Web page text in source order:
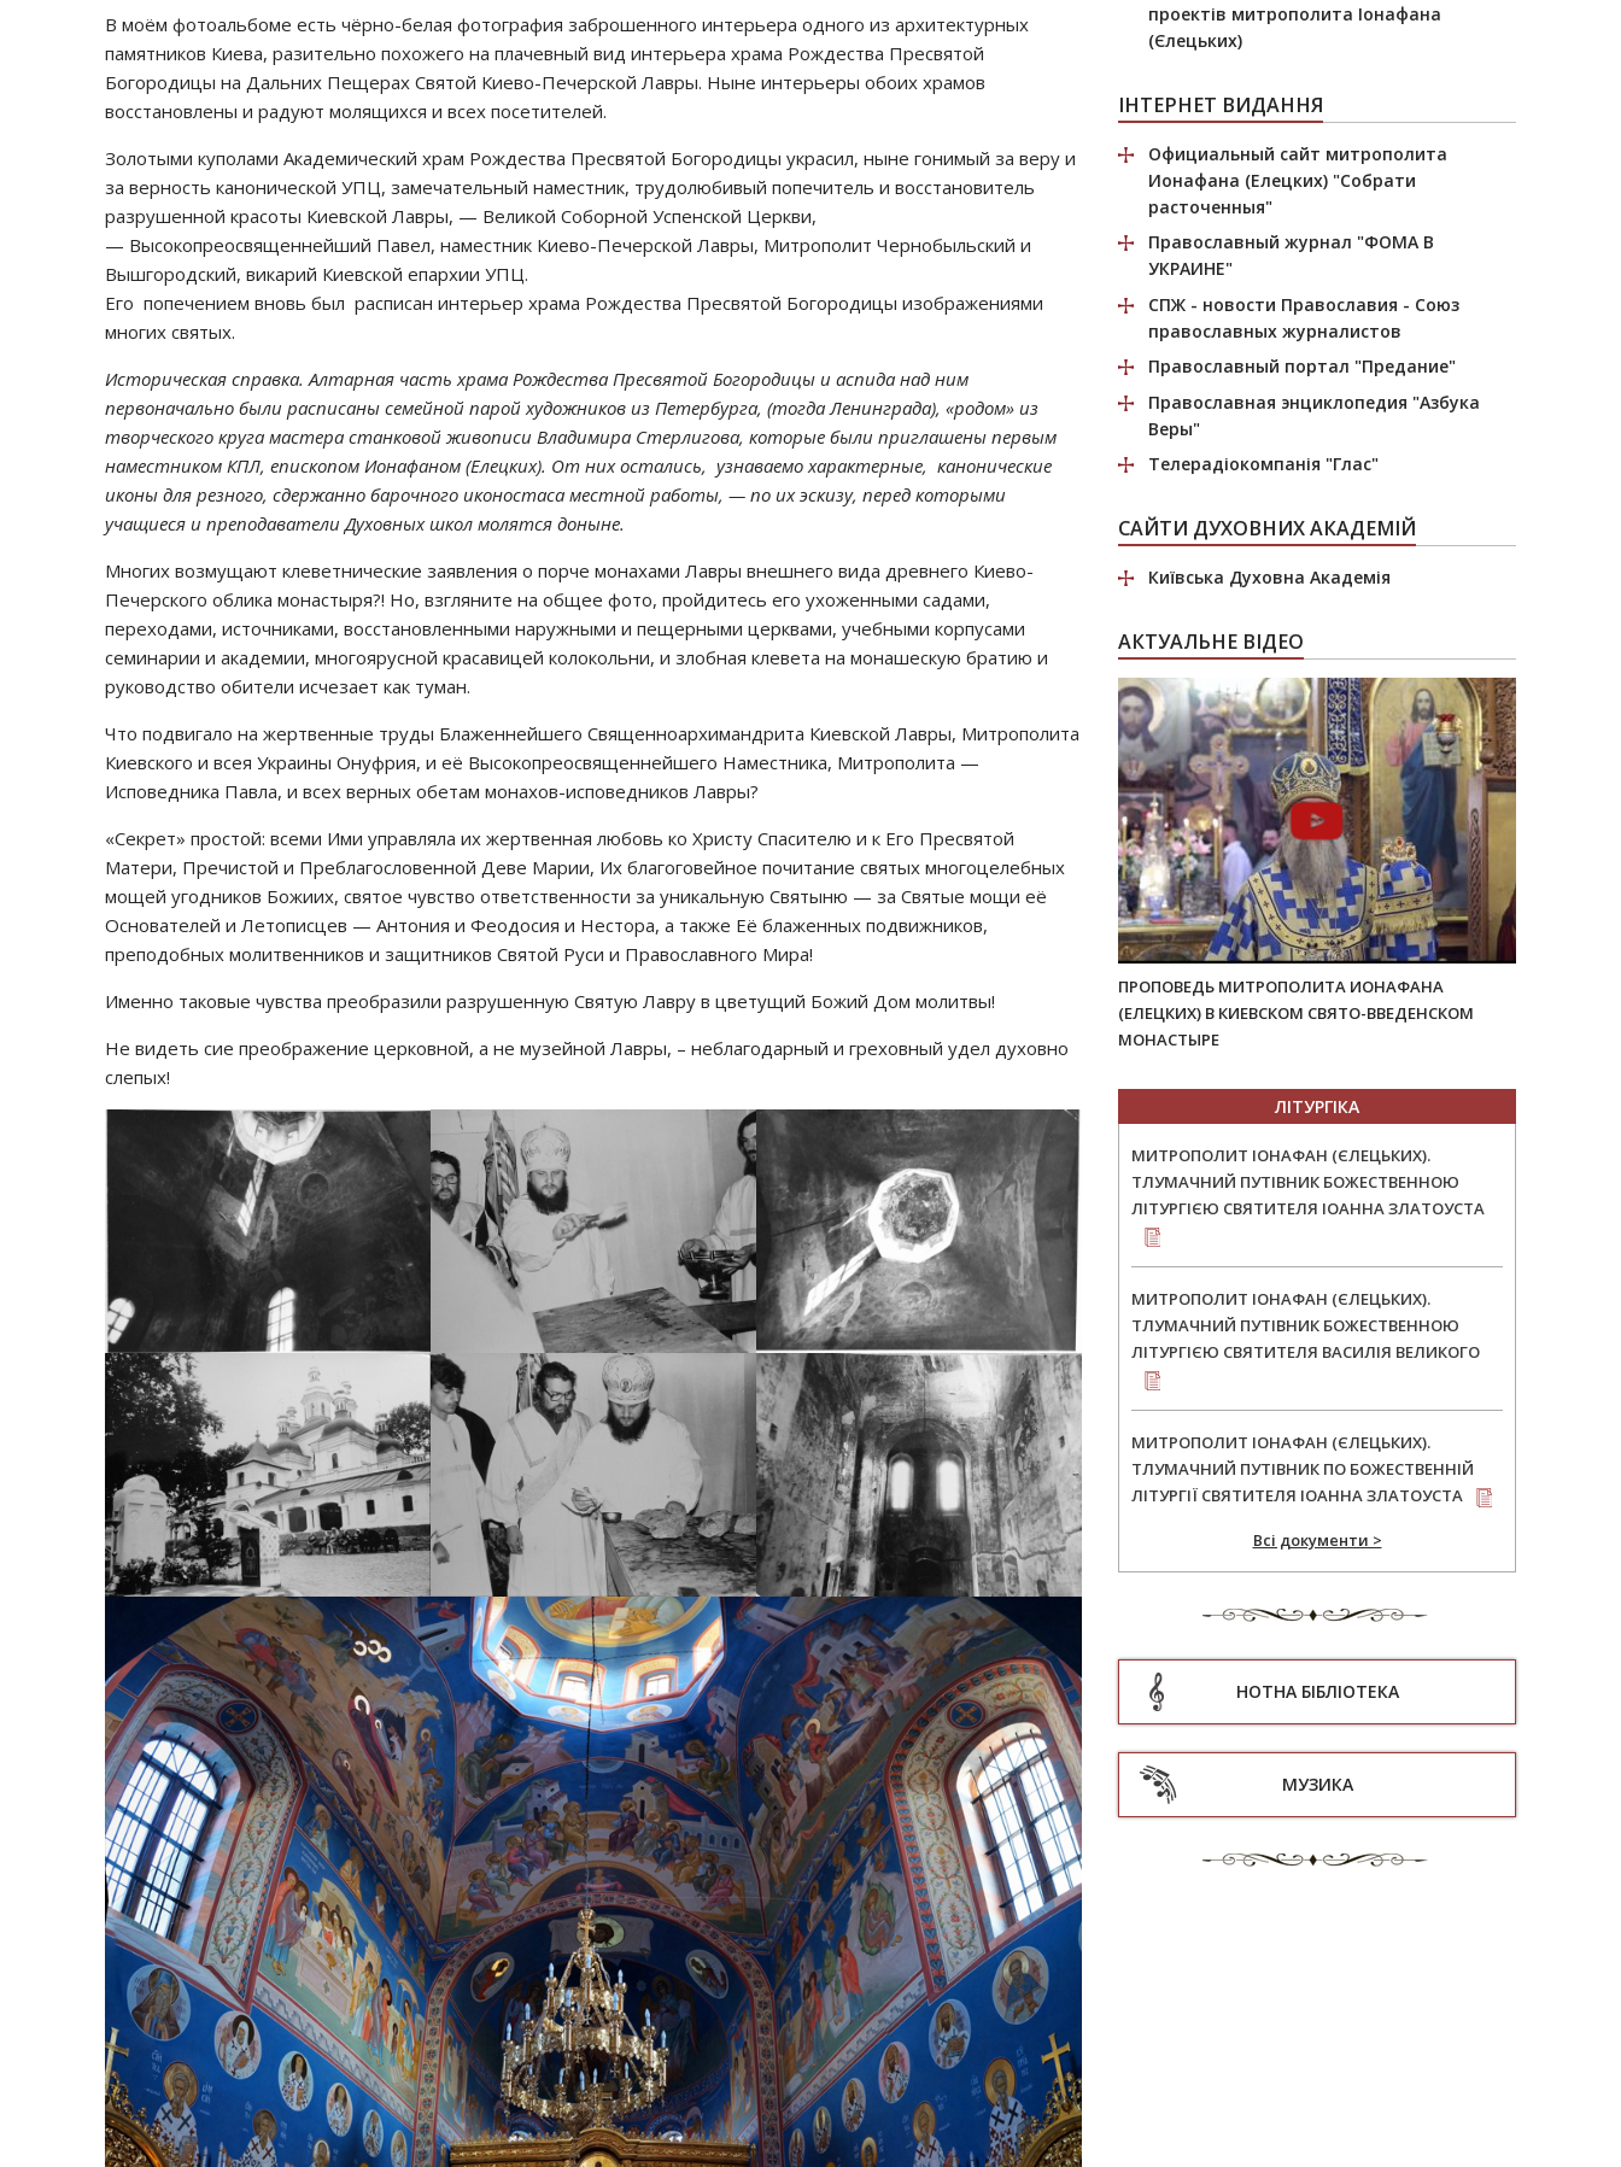
В моём фотоальбоме есть чёрно-белая фотография заброшенного интерьера одного из архитектурных
памятников Киева, разительно похожего на плачевный вид интерьера храма Рождества Пресвятой
Богородицы на Дальних Пещерах Святой Киево-Печерской Лавры. Ныне интерьеры обоих храмов
восстановлены и радуют молящихся и всех посетителей.
Золотыми куполами Академический храм Рождества Пресвятой Богородицы украсил, ныне гонимый за веру и
за верность канонической УПЦ, замечательный наместник, трудолюбивый попечитель и восстановитель
разрушенной красоты Киевской Лавры, — Великой Соборной Успенской Церкви,
— Высокопреосвященнейший Павел, наместник Киево-Печерской Лавры, Митрополит Чернобыльский и
Вышгородский, викарий Киевской епархии УПЦ.
Его попечением вновь был расписан интерьер храма Рождества Пресвятой Богородицы изображениями
многих святых.
Историческая справка. Алтарная часть храма Рождества Пресвятой Богородицы и аспида над ним
первоначально были расписаны семейной парой художников из Петербурга, (тогда Ленинграда), «родом» из
творческого круга мастера станковой живописи Владимира Стерлигова, которые были приглашены первым
наместником КПЛ, епископом Ионафаном (Елецких). От них остались, узнаваемо характерные, канонические
иконы для резного, сдержанно барочного иконостаса местной работы, — по их эскизу, перед которыми
учащиеся и преподаватели Духовных школ молятся доныне.
Многих возмущают клеветнические заявления о порче монахами Лавры внешнего вида древнего Киево-
Печерского облика монастыря?! Но, взгляните на общее фото, пройдитесь его ухоженными садами,
переходами, источниками, восстановленными наружными и пещерными церквами, учебными корпусами
семинарии и академии, многоярусной красавицей колокольни, и злобная клевета на монашескую братию и
руководство обители исчезает как туман.
Что подвигало на жертвенные труды Блаженнейшего Священноархимандрита Киевской Лавры, Митрополита
Киевского и всея Украины Онуфрия, и её Высокопреосвященнейшего Наместника, Митрополита —
Исповедника Павла, и всех верных обетам монахов-исповедников Лавры?
«Секрет» простой: всеми Ими управляла их жертвенная любовь ко Христу Спасителю и к Его Пресвятой
Матери, Пречистой и Преблагословенной Деве Марии, Их благоговейное почитание святых многоцелебных
мощей угодников Божиих, святое чувство ответственности за уникальную Святыню — за Святые мощи её
Основателей и Летописцев — Антония и Феодосия и Нестора, а также Её блаженных подвижников,
преподобных молитвенников и защитников Святой Руси и Православного Мира!
Именно таковые чувства преобразили разрушенную Святую Лавру в цветущий Божий Дом молитвы!
Не видеть сие преображение церковной, а не музейной Лавры, – неблагодарный и греховный удел духовно
слепых!
проектів митрополита Іонафана
(Єлецьких)
ІНТЕРНЕТ ВИДАННЯ
Официальный сайт митрополита
Ионафана (Елецких) "Собрати
расточенныя"
Православный журнал "ФОМА В
УКРАИНЕ"
СПЖ - новости Православия - Союз
православных журналистов
Православный портал "Предание"
Православная энциклопедия "Азбука
Веры"
Телерадіокомпанія "Глас"
САЙТИ ДУХОВНИХ АКАДЕМІЙ
Київська Духовна Академія
АКТУАЛЬНЕ ВІДЕО
ПРОПОВЕДЬ МИТРОПОЛИТА ИОНАФАНА
(ЕЛЕЦКИХ) В КИЕВСКОМ СВЯТО-ВВЕДЕНСКОМ
МОНАСТЫРЕ
ЛІТУРГІКА
МИТРОПОЛИТ ІОНАФАН (ЄЛЕЦЬКИХ).
ТЛУМАЧНИЙ ПУТІВНИК БОЖЕСТВЕННОЮ
ЛІТУРГІЄЮ СВЯТИТЕЛЯ ІОАННА ЗЛАТОУСТА
МИТРОПОЛИТ ІОНАФАН (ЄЛЕЦЬКИХ).
ТЛУМАЧНИЙ ПУТІВНИК БОЖЕСТВЕННОЮ
ЛІТУРГІЄЮ СВЯТИТЕЛЯ ВАСИЛІЯ ВЕЛИКОГО
МИТРОПОЛИТ ІОНАФАН (ЄЛЕЦЬКИХ).
ТЛУМАЧНИЙ ПУТІВНИК ПО БОЖЕСТВЕННІЙ
ЛІТУРГІЇ СВЯТИТЕЛЯ ІОАННА ЗЛАТОУСТА
Всі документи >
НОТНА БІБЛІОТЕКА
МУЗИКА